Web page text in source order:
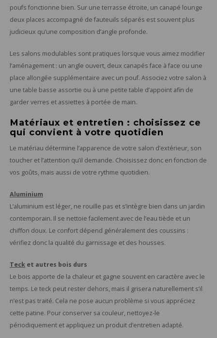
poufs fonctionne bien. Sur une terrasse étroite, un canapé lounge
deux places accompagné de fauteuils séparés est souvent plus
judicieux qu’une composition d’angle profonde.
Les salons modulables sont pratiques lorsque vous aimez modifier
l’aménagement : un angle ouvert, deux canapés face à face ou une
place allongée supplémentaire avec un pouf. Associez votre salon à
une table basse assortie ou à une petite table d’appoint afin de
garder verres et assiettes à portée de main.
Matériaux et entretien : choisissez ce
qui convient à votre quotidien
Le matériau détermine l’apparence de votre salon d’extérieur, son
toucher et l’attention qu’il demande. Choisissez donc en fonction de
vos goûts, mais aussi de votre rythme quotidien.
Aluminium
L’aluminium est léger, ne rouille pas et s’intègre bien dans un jardin
contemporain. Il se nettoie facilement avec de l’eau tiède et un
chiffon doux. Le confort dépend généralement des coussins :
vérifiez donc la qualité du garnissage et des housses.
Teck et autres bois durs
Le bois apporte de la chaleur et gagne souvent en caractère avec le
temps. Le teck peut rester dehors, mais il grisera naturellement s’il
n’est pas traité. Cela ne pose aucun problème si vous appréciez
cette patine. Pour conserver sa couleur, nettoyez-le
périodiquement et appliquez un produit d’entretien adapté.